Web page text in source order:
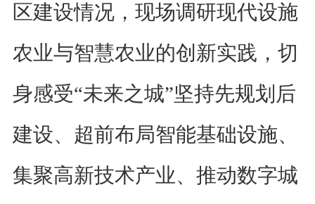
区建设情况，现场调研现代设施
农业与智慧农业的创新实践，切
身感受“未来之城”坚持先规划后
建设、超前布局智能基础设施、
集聚高新技术产业、推动数字城